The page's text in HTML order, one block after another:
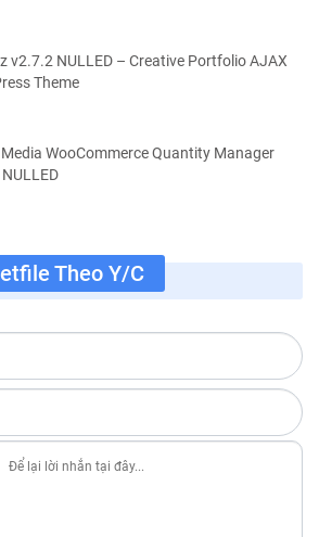
v2.7.2 NULLED – Creative Portfolio AJAX
Theme
WooCommerce Quantity Manager
Theo Y/c